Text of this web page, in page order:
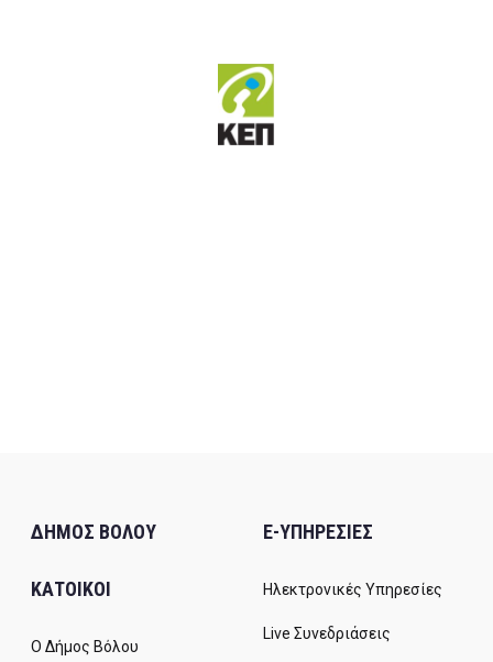
ΔΗΜΟΣ ΒΟΛΟΥ
ΚΑΤΟΙΚΟΙ
Ο Δήμος Βόλου
E-ΥΠΗΡΕΣΙΕΣ
Ηλεκτρονικές Υπηρεσίες
Live Συνεδριάσεις